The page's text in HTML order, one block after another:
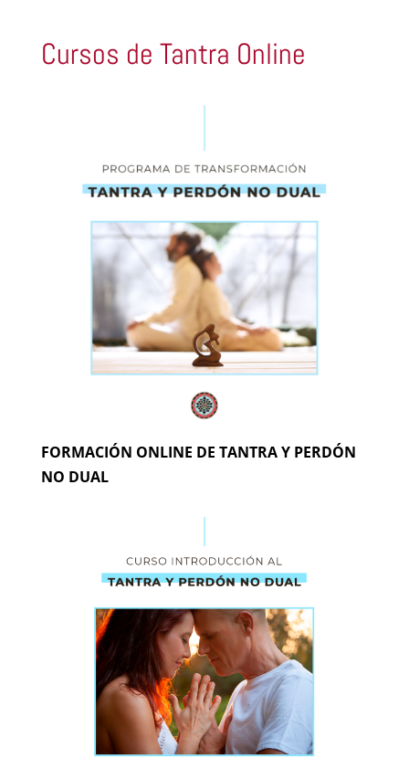
Cursos de Tantra Online
FORMACIÓN ONLINE DE TANTRA Y PERDÓN
NO DUAL